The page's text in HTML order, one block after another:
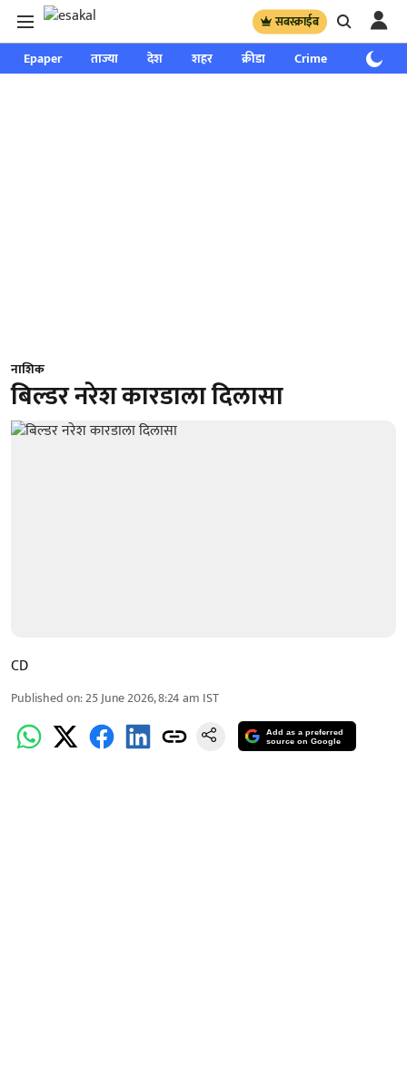
सबस्क्राईब
Epaper ताज्या देश शहर क्रीडा Crime साप्ताहिक
नाशिक
बिल्डर नरेश कारडाला दिलासा
CD
Published on:25 June 2026, 8:24 am IST
Add as a preferred
source on Google